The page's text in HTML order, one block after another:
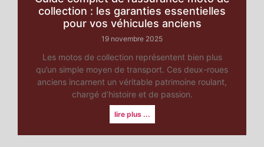
collection : les garanties essentielles
pour vos véhicules anciens
19 novembre 2025
Les motos de collection représentent bien plus
qu’un simple moyen de transport. Ces deux-roues
anciens incarnent un véritable patrimoine roulant,
chargé d’histoire et de passion.
lire plus ...